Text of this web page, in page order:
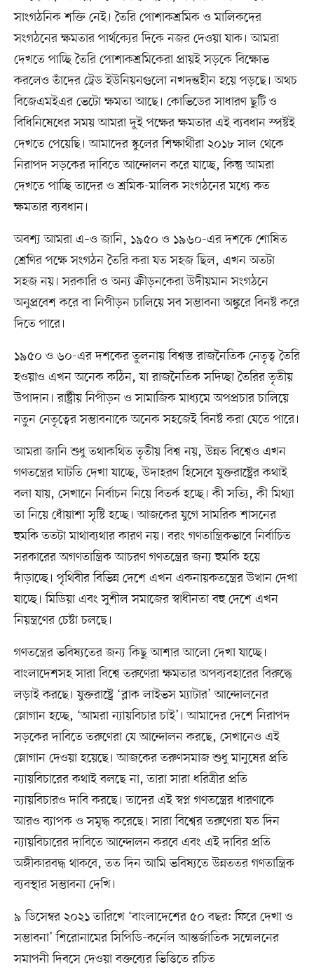
সাংগঠনিক শক্তি নেই। তৈরি পোশাকশ্রমিক ও মালিকদের
সংগঠনের ক্ষমতার পার্থক্যের দিকে নজর দেওয়া যাক। আমরা
দেখতে পাচ্ছি তৈরি পোশাকশ্রমিকেরা প্রায়ই সড়কে বিক্ষোভ
করলেও তাঁদের ট্রেড ইউনিয়নগুলো নখদন্তহীন হয়ে পড়ছে। অথচ
বিজেএমইএর ভেটো ক্ষমতা আছে। কোভিডের সাধারণ ছুটি ও
বিধিনিষেধের সময় আমরা দুই পক্ষের ক্ষমতার এই ব্যবধান স্পষ্টই
দেখতে পেয়েছি। আমাদের স্কুলের শিক্ষার্থীরা ২০১৮ সাল থেকে
নিরাপদ সড়কের দাবিতে আন্দোলন করে যাচ্ছে, কিন্তু আমরা
দেখতে পাচ্ছি তাদের ও শ্রমিক-মালিক সংগঠনের মধ্যে কত
ক্ষমতার ব্যবধান।
অবশ্য আমরা এ–ও জানি, ১৯৫০ ও ১৯৬০-এর দশকে শোষিত
শ্রেণির পক্ষে সংগঠন তৈরি করা যত সহজ ছিল, এখন অতটা
সহজ নয়। সরকারি ও অন্য ক্রীড়নকেরা উদীয়মান সংগঠনে
অনুপ্রবেশ করে বা নিপীড়ন চালিয়ে সব সম্ভাবনা অঙ্কুরে বিনষ্ট করে
দিতে পারে।
১৯৫০ ও ৬০-এর দশকের তুলনায় বিশ্বস্ত রাজনৈতিক নেতৃত্ব তৈরি
হওয়াও এখন অনেক কঠিন, যা রাজনৈতিক সদিচ্ছা তৈরির তৃতীয়
উপাদান। রাষ্ট্রীয় নিপীড়ন ও সামাজিক মাধ্যমে অপপ্রচার চালিয়ে
নতুন নেতৃত্বের সম্ভাবনাকে অনেক সহজেই বিনষ্ট করা যেতে পারে।
আমরা জানি শুধু তথাকথিত তৃতীয় বিশ্ব নয়, উন্নত বিশ্বেও এখন
গণতন্ত্রের ঘাটতি দেখা যাচ্ছে, উদাহরণ হিসেবে যুক্তরাষ্ট্রের কথাই
বলা যায়, সেখানে নির্বাচন নিয়ে বিতর্ক হচ্ছে। কী সত্যি, কী মিথ্যা
তা নিয়ে ধোঁয়াশা সৃষ্টি হচ্ছে। আজকের যুগে সামরিক শাসনের
হুমকি ততটা মাথাব্যথার কারণ নয়। বরং গণতান্ত্রিকভাবে নির্বাচিত
সরকারের অগণতান্ত্রিক আচরণ গণতন্ত্রের জন্য হুমকি হয়ে
দাঁড়াচ্ছে। পৃথিবীর বিভিন্ন দেশে এখন একনায়কতন্ত্রের উত্থান দেখা
যাচ্ছে। মিডিয়া এবং সুশীল সমাজের স্বাধীনতা বহু দেশে এখন
নিয়ন্ত্রণের চেষ্টা চলছে।
গণতন্ত্রের ভবিষ্যতের জন্য কিছু আশার আলো দেখা যাচ্ছে।
বাংলাদেশসহ সারা বিশ্বে তরুণেরা ক্ষমতার অপব্যবহারের বিরুদ্ধে
লড়াই করছে। যুক্তরাষ্ট্রে ‘ব্লাক লাইভস ম্যাটার’ আন্দোলনের
স্লোগান হচ্ছে, ‘আমরা ন্যায়বিচার চাই’। আমাদের দেশে নিরাপদ
সড়কের দাবিতে তরুণেরা যে আন্দোলন করছে, সেখানেও এই
স্লোগান দেওয়া হয়েছে। আজকের তরুণসমাজ শুধু মানুষের প্রতি
ন্যায়বিচারের কথাই বলছে না, তারা সারা ধরিত্রীর প্রতি
ন্যায়বিচারও দাবি করছে। তাদের এই স্বপ্ন গণতন্ত্রের ধারণাকে
আরও ব্যাপক ও সমৃদ্ধ করেছে। সারা বিশ্বের তরুণেরা যত দিন
ন্যায়বিচারের দাবিতে আন্দোলন করবে এবং এই দাবির প্রতি
অঙ্গীকারবদ্ধ থাকবে, তত দিন আমি ভবিষ্যতে উন্নততর গণতান্ত্রিক
ব্যবস্থার সম্ভাবনা দেখি।
৯ ডিসেম্বর ২০২১ তারিখে ‘বাংলাদেশের ৫০ বছর: ফিরে দেখা ও
সম্ভাবনা’ শিরোনামের সিপিডি-কর্নেল আন্তর্জাতিক সম্মেলনের
সমাপনী দিবসে দেওয়া বক্তব্যের ভিত্তিতে রচিত